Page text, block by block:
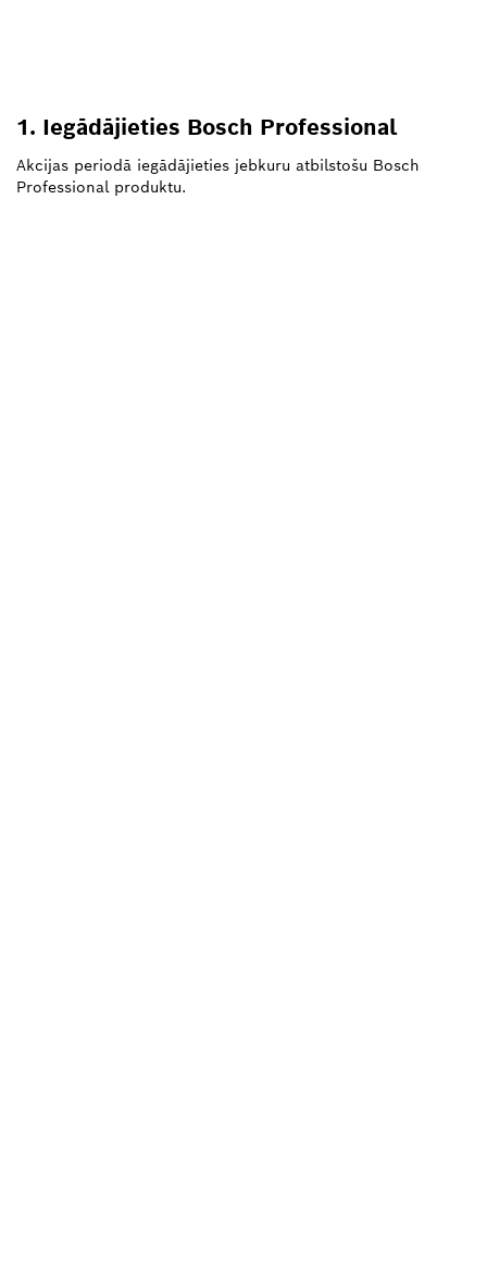
1. Iegādājieties Bosch Professional
Akcijas periodā iegādājieties jebkuru atbilstošu Bosch
Professional produktu.